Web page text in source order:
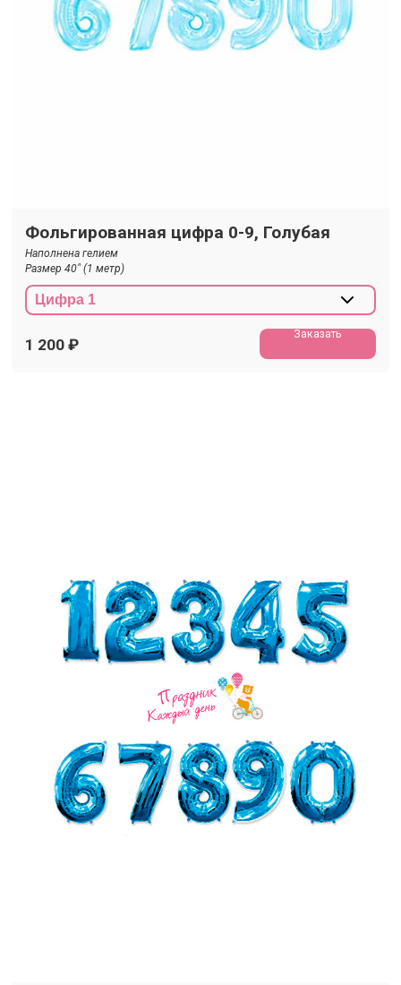
Фольгированная цифра 0-9, Голубая
Наполнена гелием
Размер 40" (1 метр)
1 200 ₽
Заказать